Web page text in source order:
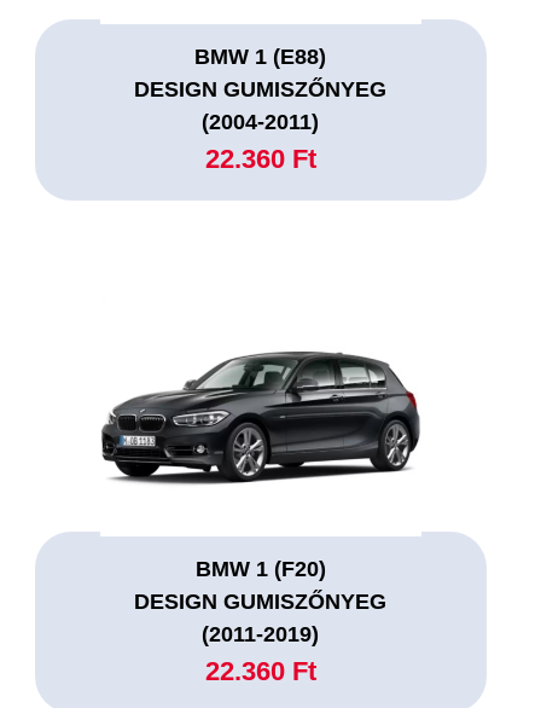
BMW 1 (E88)
DESIGN GUMISZŐNYEG
(2004-2011)
22.360 Ft
BMW 1 (F20)
DESIGN GUMISZŐNYEG
(2011-2019)
22.360 Ft